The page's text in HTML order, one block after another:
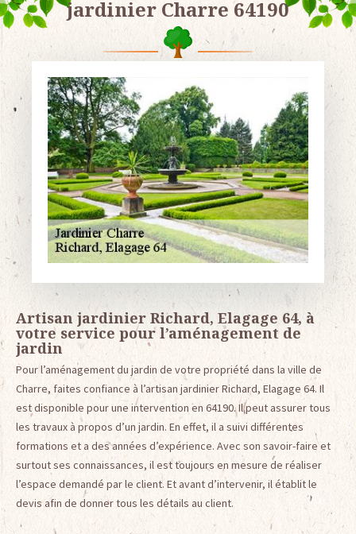
jardinier Charre 64190
Artisan jardinier Richard, Elagage 64, à
votre service pour l’aménagement de
jardin
Pour l’aménagement du jardin de votre propriété dans la ville de
Charre, faites confiance à l’artisan jardinier Richard, Elagage 64. Il
est disponible pour une intervention en 64190. Il peut assurer tous
les travaux à propos d’un jardin. En effet, il a suivi différentes
formations et a des années d’expérience. Avec son savoir-faire et
surtout ses connaissances, il est toujours en mesure de réaliser
l’espace demandé par le client. Et avant d’intervenir, il établit le
devis afin de donner tous les détails au client.